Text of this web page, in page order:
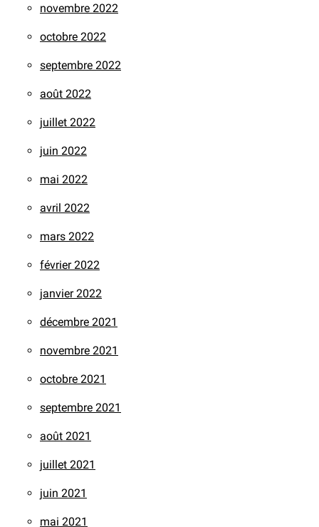
novembre 2022
octobre 2022
septembre 2022
août 2022
juillet 2022
juin 2022
mai 2022
avril 2022
mars 2022
février 2022
janvier 2022
décembre 2021
novembre 2021
octobre 2021
septembre 2021
août 2021
juillet 2021
juin 2021
mai 2021